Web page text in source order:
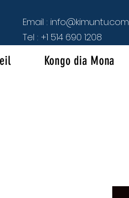
Email : info@kimuntu.com
Tel : +1 514 690 1208
Kongo dia Mona